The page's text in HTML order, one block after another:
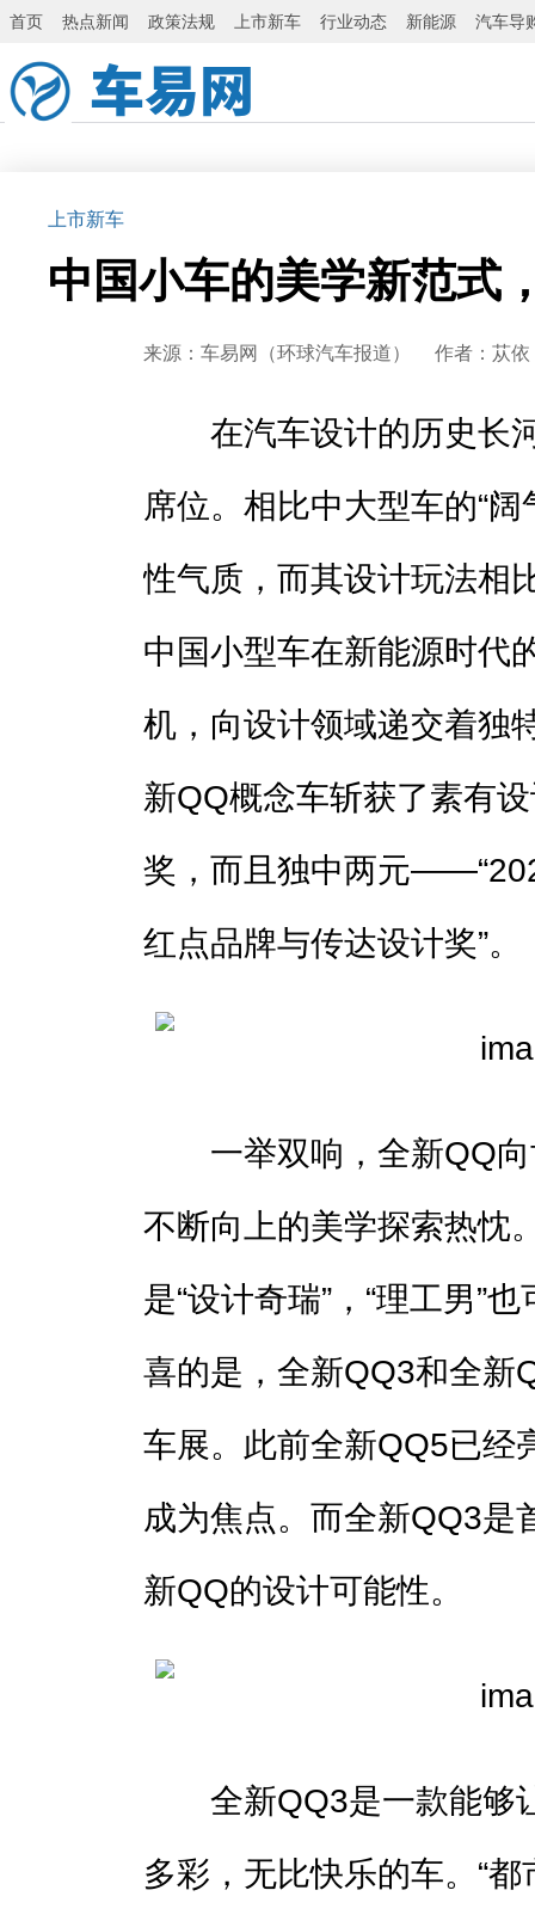
首页 热点新闻 政策法规 上市新车 行业动态 新能源 汽车导
上市新车
中国小车的美学新范式
来源：车易网（环球汽车报道） 作者：苁
在汽车设计的历史长河
席位。相比中大型车的“
性气质，而其设计玩法相
中国小型车在新能源时代
机，向设计领域递交着独
新QQ概念车斩获了素有
奖，而且独中两元
红点品牌与传达设计奖”。
一举双响，全新QQ向
不断向上的美学探索热忱
是“设计奇瑞”，“理工男”
喜的是，全新QQ3和全新
车展。此前全新QQ5已经
成为焦点。而全新QQ3是
新QQ的设计可能性。
全新QQ3是一款能够
多彩，无比快乐的车。“都